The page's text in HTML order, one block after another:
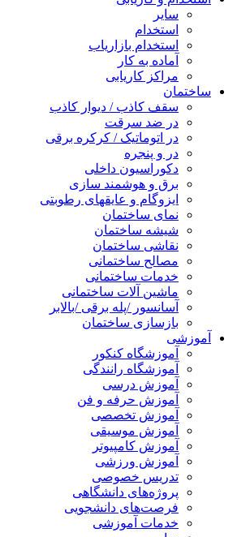
سایر
استخدام
استخدام بازاریاب
آماده به کار
مراکز کاریابی
ساختمان
سقف کاذب / دیوار کاذب
در ضد سرقت
در اتوماتیک / کرکره برقی
در و پنجره
دکوراسیون داخلی
برق و هوشمند سازی
ایزوگام و عایقهای رطوبتی
نمای ساختمان
شیشه ساختمان
نقاشی ساختمان
مصالح ساختمانی
خدمات ساختمانی
ماشین آلات ساختمانی
آسانسور /پله برقی /بالابر
بازسازی ساختمان
آموزشی
آموزشگاه کنکور
آموزشگاه رانندگی
آموزش درسی
آموزش حرفه و فن
آموزش تخصصی
آموزش موسیقی
آموزش کامپیوتر
آموزش ورزشی
تدریس خصوصی
پروژه‌های دانشگاهی
فرصت‌های دانشجویی
خدمات آموزشی